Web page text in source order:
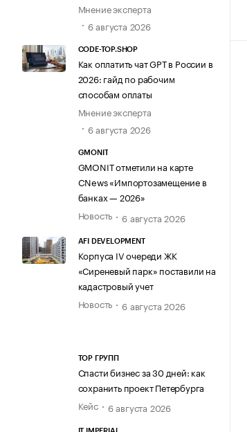
Мнение эксперта
6 августа 2026
CODE-TOP.SHOP
Как оплатить чат GPT в России в
2026: гайд по рабочим
способам оплаты
Мнение эксперта
6 августа 2026
GMONIT
GMONIT отметили на карте
CNews «Импортозамещение в
банках — 2026»
Новость
6 августа 2026
AFI DEVELOPMENT
Корпуса IV очереди ЖК
«Сиреневый парк» поставили на
кадастровый учет
Новость
6 августа 2026
ТОР ГРУПП
Спасти бизнес за 30 дней: как
сохранить проект Петербурга
Кейс
6 августа 2026